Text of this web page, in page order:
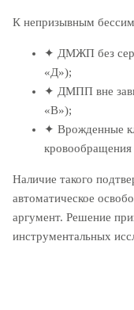
К непризывным
✦ ДМЖП без
«Д»);
✦ ДМПП вне
«В»);
✦ Врожденные
кровообращения
Наличие такого
автоматическое
аргумент. Решение
инструментальных